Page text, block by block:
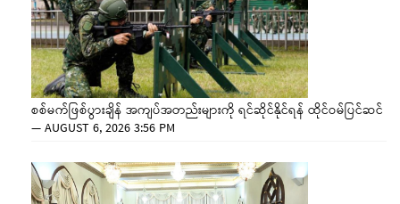
စစ်မက်ဖြစ်ပွားချိန် အကျပ်အတည်းများကို ရင်ဆိုင်နိုင်ရန် ထိုင်ဝမ်ပြင်ဆင်
—AUGUST 6, 2026 3:56 PM